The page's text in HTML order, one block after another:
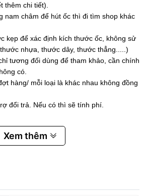
thêm chi tiết).
nam châm để hút ốc thì đi tìm shop khác
kẹp để xác định kích thước ốc, không sử
nhựa, thước dây, thước thẳng.....)
tương đối dùng để tham khảo, cần chính
có.
hàng/ mỗi loại là khác nhau không đồng
đổi trả. Nếu có thì sẽ tính phí.
Xem thêm